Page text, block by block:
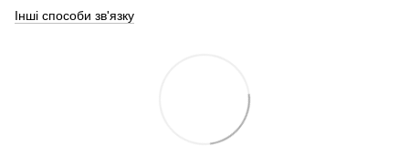
Інші способи зв'язку